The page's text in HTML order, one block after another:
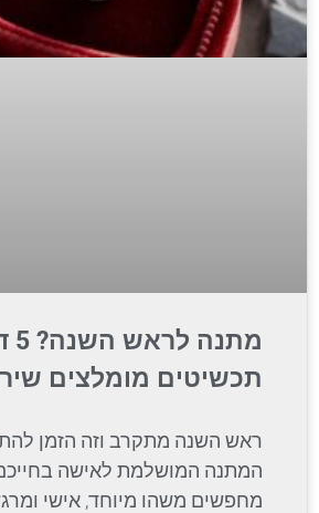
תכשיטים מומלצים
ראש השנה מתקרב וזה הזמן
המתנה המושלמת לאישה
מחפשים משהו מיוחד, אישי